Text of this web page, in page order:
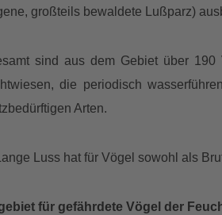
großteils bewaldete Lußparz)
sind aus dem Gebiet über
die periodisch
Arten.
Luss hat für Vögel sowohl als
für gefährdete Vögel der